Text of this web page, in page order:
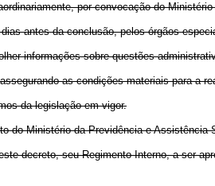
por convocação do
antes da conclusão, pelos órgãos
informações sobre questões
as condições materiais para a
da legislação em vigor.
do Ministério da Previdência e Assistência
decreto, seu Regimento Interno, a ser